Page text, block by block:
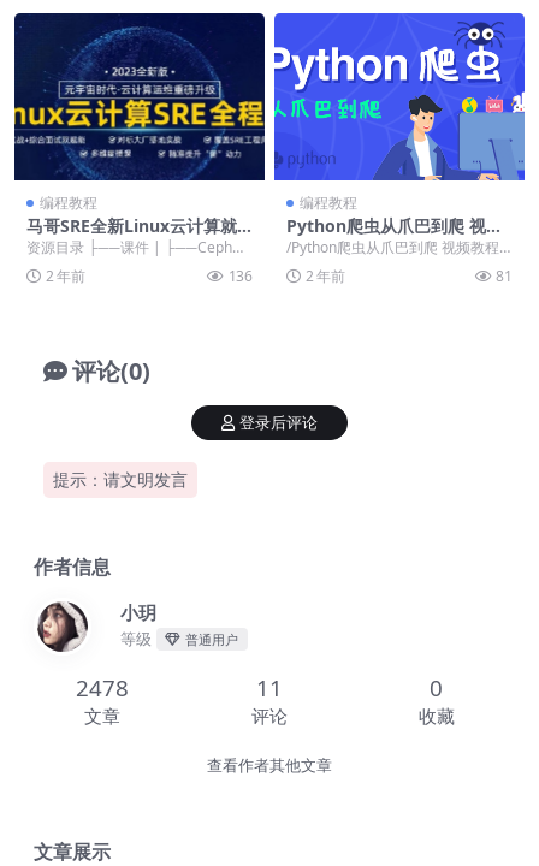
编程教程
马哥SRE全新Linux云计算就
业+架构套餐班2022
资源目录 ├──课件 | ├──Ceph分
布式存储系统.pdf 1.83M | ...
2 年前 136
编程教程
Python爬虫从爪巴到爬 视频
教程
/Python爬虫从爪巴到爬 视频教程/
├──课时100：444 –...
2 年前 81
评论(0)
提示：请文明发言
登录后评论
作者信息
小玥
等级 普通用户
2478
文章
11
评论
0
收藏
查看作者其他文章
文章展示